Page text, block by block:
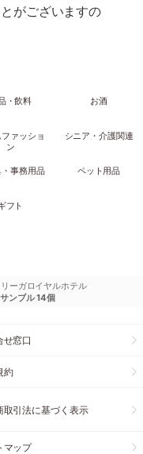
がございますの
・飲料 お酒
ァッショ
ン
シニア・介護関連
事務用品 ペット用品
フト
ーガロイヤルホテル
ンブル 14個
せ窓口
約
取引法に基づく表示
マップ